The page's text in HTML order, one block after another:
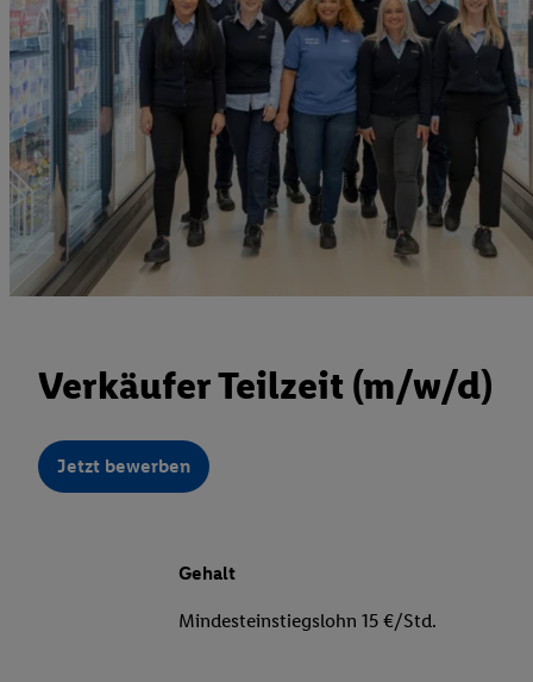
Verkäufer Teilzeit (m/w/d)
Jetzt bewerben
Gehalt
Mindesteinstiegslohn 15 €/Std.